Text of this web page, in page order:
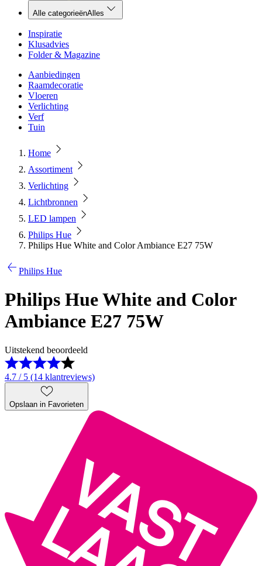
Alle categorieënAlles
Inspiratie
Klusadvies
Folder & Magazine
Aanbiedingen
Raamdecoratie
Vloeren
Verlichting
Verf
Tuin
Home
Assortiment
Verlichting
Lichtbronnen
LED lampen
Philips Hue
Philips Hue White and Color Ambiance E27 75W
Philips Hue
Philips Hue White and Color
Ambiance E27 75W
Uitstekend beoordeeld
4.7 / 5 (14 klantreviews)
Opslaan in Favorieten